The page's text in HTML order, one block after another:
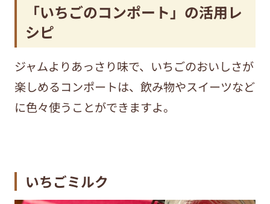
「いちごのコンポート」の活用レ
シピ
ジャムよりあっさり味で、いちごのおいしさが
楽しめるコンポートは、飲み物やスイーツなど
に色々使うことができますよ。
いちごミルク